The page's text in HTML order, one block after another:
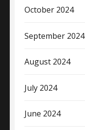
October 2024
September 2024
August 2024
July 2024
June 2024